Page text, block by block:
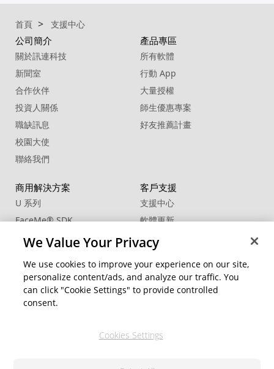
首頁 支援中心
公司簡介
關於訊連科技
新聞室
合作伙伴
投資人關係
職缺訊息
校園大使
聯絡我們
產品專區
所有軟體
行動 App
大量授權
師生優惠專案
好友推薦計畫
商用解決方案
U 系列
FaceMe®SDK
客戶支援
支援中心
軟體更新
CCP國際專業認證
社群資源 變更地區
We Value Your Privacy
We use cookies to improve your experience on our site,
personalize content/ads, and analyze our traffic. You
can click "Cookie Settings" to provide controlled
consent.
Cookies Settings